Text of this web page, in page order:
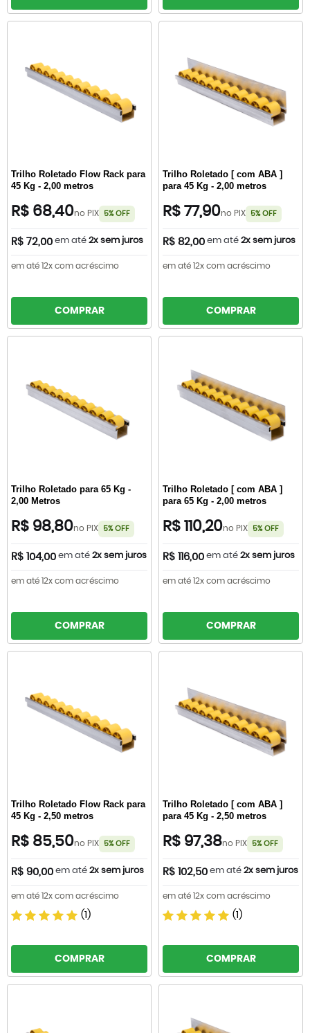
Trilho Roletado Flow Rack para
45 Kg - 2,00 metros
R$ 68,40no PIX 5% OFF
R$ 72,00 em até 2x sem juros
em até 12x com acréscimo
COMPRAR
Trilho Roletado [ com ABA ]
para 45 Kg - 2,00 metros
R$ 77,90no PIX 5% OFF
R$ 82,00 em até 2x sem juros
em até 12x com acréscimo
COMPRAR
Trilho Roletado para 65 Kg -
2,00 Metros
R$ 98,80no PIX 5% OFF
R$ 104,00 em até 2x sem juros
em até 12x com acréscimo
COMPRAR
Trilho Roletado [ com ABA ]
para 65 Kg - 2,00 metros
R$ 110,20no PIX 5% OFF
R$ 116,00 em até 2x sem juros
em até 12x com acréscimo
COMPRAR
Trilho Roletado Flow Rack para
45 Kg - 2,50 metros
R$ 85,50no PIX 5% OFF
R$ 90,00 em até 2x sem juros
em até 12x com acréscimo
(1)
COMPRAR
Trilho Roletado [ com ABA ]
para 45 Kg - 2,50 metros
R$ 97,38no PIX 5% OFF
R$ 102,50 em até 2x sem juros
em até 12x com acréscimo
(1)
COMPRAR